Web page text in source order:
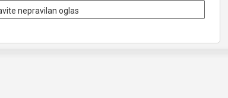
nepravilan oglas